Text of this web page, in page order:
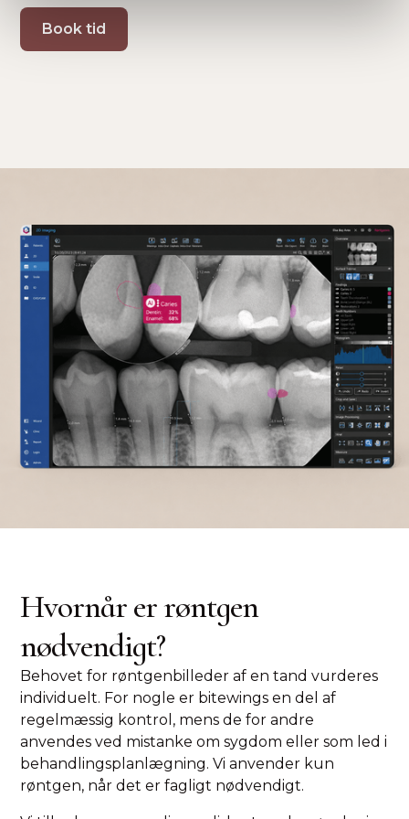
Book tid
Hvornår er røntgen
nødvendigt?
Behovet for røntgenbilleder af en tand vurderes
individuelt. For nogle er bitewings en del af
regelmæssig kontrol, mens de for andre
anvendes ved mistanke om sygdom eller som led i
behandlingsplanlægning. Vi anvender kun
røntgen, når det er fagligt nødvendigt.